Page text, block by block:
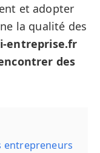
et adopter
la qualité des
entreprise.fr
des
entrepreneurs